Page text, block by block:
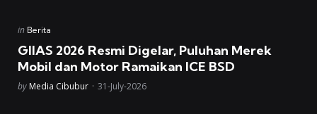
Posted
in Berita
GIIAS 2026 Resmi Digelar, Puluhan Merek
Mobil dan Motor Ramaikan ICE BSD
Posted
by Media Cibubur 31-July-2026